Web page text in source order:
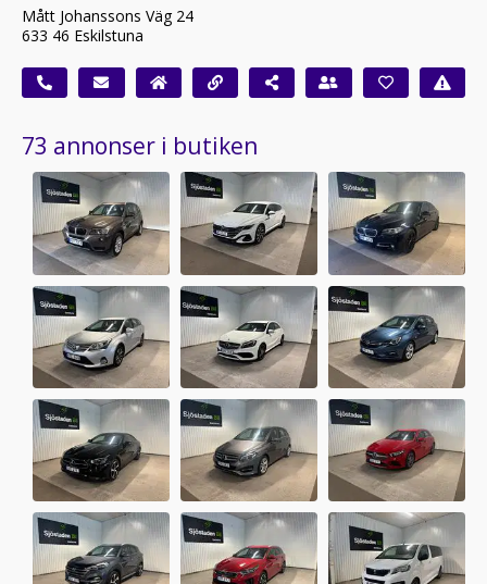
Mått Johanssons Väg 24
633 46 Eskilstuna
73 annonser i butiken